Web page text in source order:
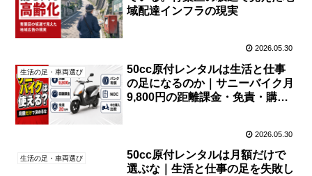
域配達インフラの現実
2026.05.30
生活の足・車両選び
50cc原付レンタルは生活と仕事
の足になるのか｜サニーバイク月
9,800円の距離課金・免責・購入
2026.05.30
生活の足・車両選び
50cc原付レンタルは月額だけで
選ぶな｜生活と仕事の足を失敗し